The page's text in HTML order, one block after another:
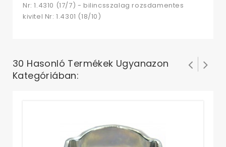
Nr: 1.4310 (17/7) - bilincsszalag rozsdamentes
kivitel Nr: 1.4301 (18/10)
30 Hasonló Termékek Ugyanazon
Kategóriában: